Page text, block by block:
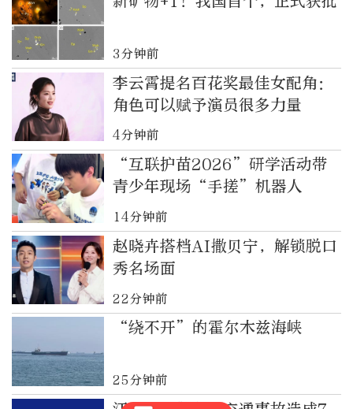
3分钟前
李云霄提名百花奖最佳女配角：
角色可以赋予演员很多力量
4分钟前
“互联护苗2026”研学活动带
青少年现场“手搓”机器人
14分钟前
赵晓卉搭档AI撒贝宁，解锁脱口
秀名场面
22分钟前
“绕不开”的霍尔木兹海峡
25分钟前